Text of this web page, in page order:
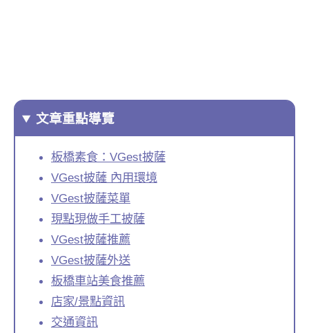
文章重點導覽
板橋素食：VGest披薩
VGest披薩 內用環境
VGest披薩菜單
現點現做手工披薩
VGest披薩推薦
VGest披薩外送
板橋車站美食推薦
店家/景點資訊
交通資訊